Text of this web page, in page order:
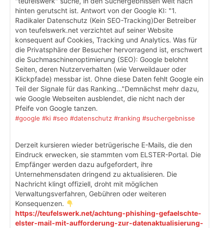
hinten gerutscht ist. Antwort von der Google KI: "1.
Radikaler Datenschutz (Kein SEO-Tracking)Der Betreiber
von teufelswerk.net verzichtet auf seiner Website
konsequent auf Cookies, Tracking und Analytics. Was für
die Privatsphäre der Besucher hervorragend ist, erschwert
die Suchmaschinenoptimierung (SEO): Google belohnt
Seiten, deren Nutzerverhalten (wie Verweildauer oder
Klickpfade) messbar ist. Ohne diese Daten fehlt Google ein
Teil der Signale für das Ranking..."Demnächst mehr dazu,
wie Google Webseiten ausblendet, die nicht nach der
Pfeife von Google tanzen.
#google #ki #seo #datenschutz #ranking #suchergebnisse
Derzeit kursieren wieder betrügerische E-Mails, die den
Eindruck erwecken, sie stammten vom ELSTER-Portal. Die
Empfänger werden dazu aufgefordert, ihre
Unternehmensdaten dringend zu aktualisieren. Die
Nachricht klingt offiziell, droht mit möglichen
Verwaltungsverfahren, Gebühren oder weiteren
Konsequenzen.
https://teufelswerk.net/achtung-phishing-gefaelschte-
elster-mail-mit-aufforderung-zur-datenaktualisierung-